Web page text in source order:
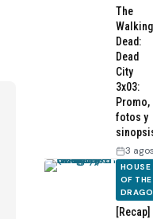
The
Walking
Dead:
Dead
City
3x03:
Promo,
fotos y
3
HOUSE
OF THE
[Recap]